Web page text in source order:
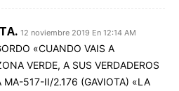
12 noviembre 2019 En 12:14 AM
«CUANDO VAIS A
VERDE, A SUS VERDADEROS
MA-517-II/2.176 (GAVIOTA) «LA